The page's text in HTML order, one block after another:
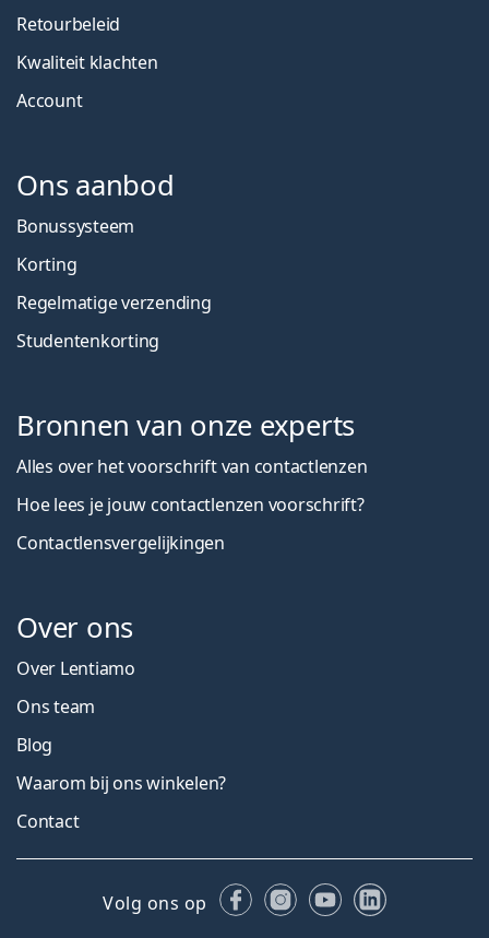
Retourbeleid
Kwaliteit klachten
Account
Ons aanbod
Bonussysteem
Korting
Regelmatige verzending
Studentenkorting
Bronnen van onze experts
Alles over het voorschrift van contactlenzen
Hoe lees je jouw contactlenzen voorschrift?
Contactlensvergelijkingen
Over ons
Over Lentiamo
Ons team
Blog
Waarom bij ons winkelen?
Contact
Volg ons op FacebookInstagram
YouTubeLinkedIn